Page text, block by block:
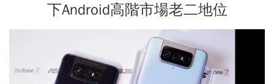
下Android高階市場老二地位